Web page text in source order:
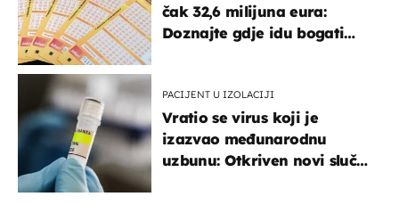
čak 32,6 milijuna eura:
Doznajte gdje idu bogati
PACIJENT U IZOLACIJI
Vratio se virus koji je
izazvao međunarodnu
uzbunu: Otkriven novi slučaj